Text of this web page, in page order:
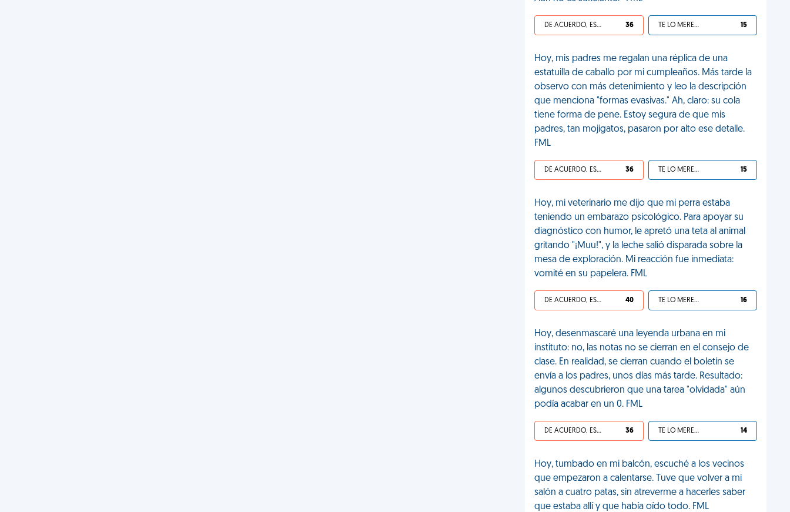
DE ACUERDO, ES UNA VIDA HP 36 TE LO MERECES 15
Hoy, mis padres me regalan una réplica de una
estatuilla de caballo por mi cumpleaños. Más tarde la
observo con más detenimiento y leo la descripción
que menciona "formas evasivas." Ah, claro: su cola
tiene forma de pene. Estoy segura de que mis
padres, tan mojigatos, pasaron por alto ese detalle.
FML
DE ACUERDO, ES UNA VIDA HP 36 TE LO MERECES 15
Hoy, mi veterinario me dijo que mi perra estaba
teniendo un embarazo psicológico. Para apoyar su
diagnóstico con humor, le apretó una teta al animal
gritando "¡Muu!", y la leche salió disparada sobre la
mesa de exploración. Mi reacción fue inmediata:
vomité en su papelera. FML
DE ACUERDO, ES UNA VIDA HP 40 TE LO MERECES 16
Hoy, desenmascaré una leyenda urbana en mi
instituto: no, las notas no se cierran en el consejo de
clase. En realidad, se cierran cuando el boletín se
envía a los padres, unos días más tarde. Resultado:
algunos descubrieron que una tarea "olvidada" aún
podía acabar en un 0. FML
DE ACUERDO, ES UNA VIDA HP 36 TE LO MERECES 14
Hoy, tumbado en mi balcón, escuché a los vecinos
que empezaron a calentarse. Tuve que volver a mi
salón a cuatro patas, sin atreverme a hacerles saber
que estaba allí y que había oído todo. FML